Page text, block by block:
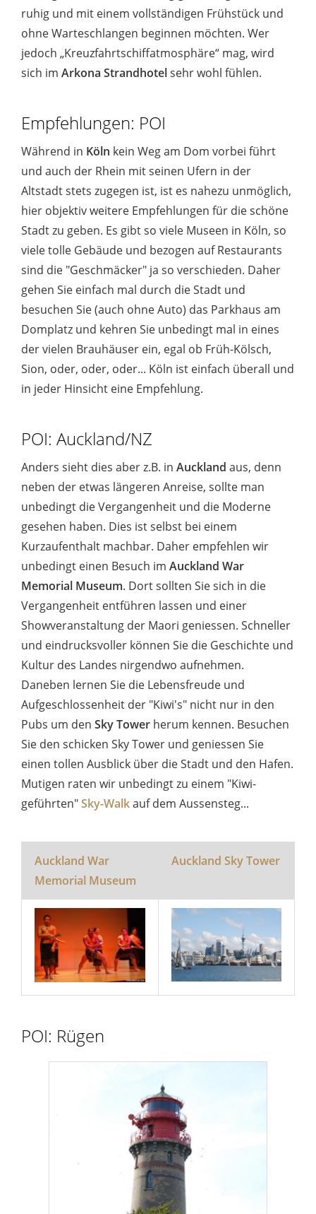
ruhig und mit einem vollständigen Frühstück und
ohne Warteschlangen beginnen möchten. Wer
jedoch „Kreuzfahrtschiffatmosphäre“ mag, wird
sich im Arkona Strandhotelsehr wohl fühlen.
Empfehlungen: POI
Während in Köln kein Weg am Dom vorbei führt
und auch der Rhein mit seinen Ufern in der
Altstadt stets zugegen ist, ist es nahezu unmöglich,
hier objektiv weitere Empfehlungen für die schöne
Stadt zu geben. Es gibt so viele Museen in Köln, so
viele tolle Gebäude und bezogen auf Restaurants
sind die "Geschmäcker" ja so verschieden. Daher
gehen Sie einfach mal durch die Stadt und
besuchen Sie (auch ohne Auto) das Parkhaus am
Domplatz und kehren Sie unbedingt mal in eines
der vielen Brauhäuser ein, egal ob Früh-Kölsch,
Sion, oder, oder, oder... Köln ist einfach überall und
in jeder Hinsicht eine Empfehlung.
POI: Auckland/NZ
Anders sieht dies aber z.B. in Auckland aus, denn
neben der etwas längeren Anreise, sollte man
unbedingt die Vergangenheit und die Moderne
gesehen haben. Dies ist selbst bei einem
Kurzaufenthalt machbar. Daher empfehlen wir
unbedingt einen Besuch im Auckland War
Memorial Museum. Dort sollten Sie sich in die
Vergangenheit entführen lassen und einer
Showveranstaltung der Maori geniessen. Schneller
und eindrucksvoller können Sie die Geschichte und
Kultur des Landes nirgendwo aufnehmen.
Daneben lernen Sie die Lebensfreude und
Aufgeschlossenheit der "Kiwi's" nicht nur in den
Pubs um den Sky Tower herum kennen. Besuchen
Sie den schicken Sky Tower und geniessen Sie
einen tollen Ausblick über die Stadt und den Hafen.
Mutigen raten wir unbedingt zu einem "Kiwi-
geführten"Sky-Walkauf dem Aussensteg...
Auckland War
Memorial Museum
Auckland Sky Tower
POI: Rügen